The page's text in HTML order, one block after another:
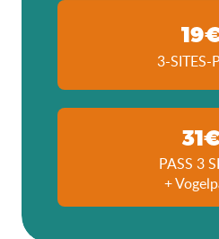
3-SITES-
PASS 3
+